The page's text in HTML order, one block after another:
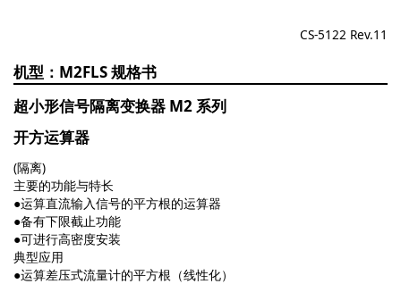
CS-5122 Rev.11
M2FLS
超小形信号隔离变换器 M2 系列
开方运算器
(隔离)
主要的功能与特长
●运算直流输入信号的平方根的运算器
●备有下限截止功能
●可进行高密度安装
典型应用
●运算差压式流量计的平方根（线性化）